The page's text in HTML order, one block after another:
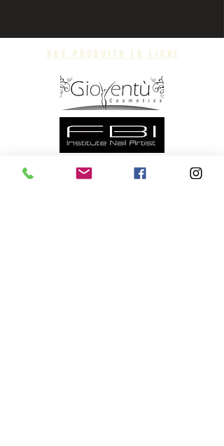
nos produits en ligne
Formulaire d'informations